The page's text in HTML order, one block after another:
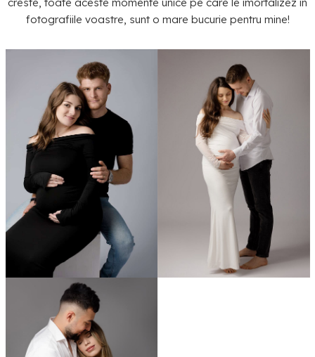
creste, toate aceste momente unice pe care le imortalizez in
fotografiile voastre, sunt o mare bucurie pentru mine!